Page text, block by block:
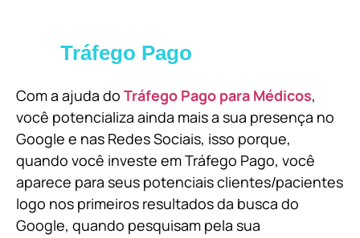
Tráfego Pago
Com a ajuda do Tráfego Pago para Médicos,
você potencializa ainda mais a sua presença no
Google e nas Redes Sociais, isso porque,
quando você investe em Tráfego Pago, você
aparece para seus potenciais clientes/pacientes
logo nos primeiros resultados da busca do
Google, quando pesquisam pela sua